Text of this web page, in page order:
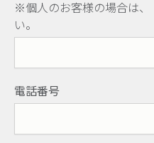
※個人のお客様の場合は、
い。
電話番号